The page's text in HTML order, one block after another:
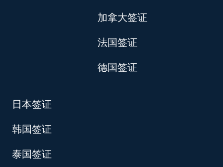
加拿大签证
法国签证
德国签证
日本签证
韩国签证
泰国签证